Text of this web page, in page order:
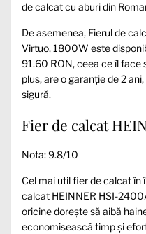
de calcat cu aburi din
De asemenea, Fierul de
Virtuo, 1800W este
91.60 RON, ceea ce îl face
plus, are o garanție de 2
sigură.
Fier de calcat
Nota: 9.8/10
Cel mai util fier de calcat în
calcat HEINNER HSI-
oricine dorește să aibă
economisească timp și